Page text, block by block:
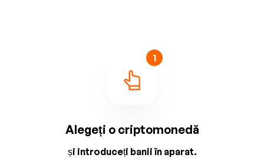
1
Alegeți o criptomonedă
și introduceți banii în aparat.